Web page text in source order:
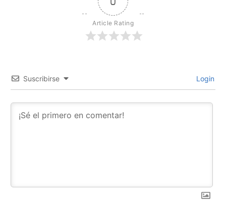
Article Rating
Suscribirse Login